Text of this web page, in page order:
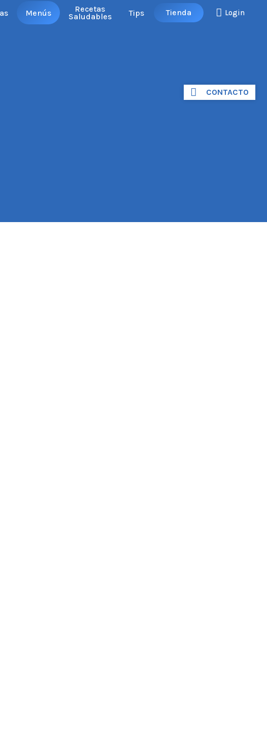
Menús Recetas
Saludables Tips Tienda Login
CONTACTO